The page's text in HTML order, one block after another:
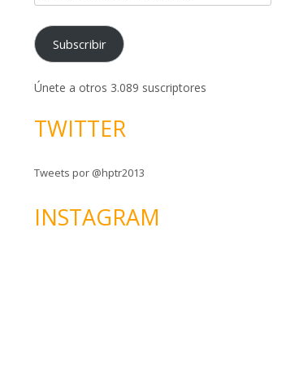
i
e
c
ó
o
Subscribir
Únete a otros 3.089 suscriptores
TWITTER
Tweets por @hptr2013
INSTAGRAM